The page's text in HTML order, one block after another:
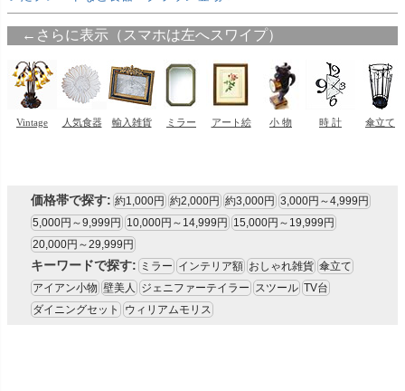
価格帯で探す: 約1,000円 約2,000円 約3,000円 3,000円～4,999円
5,000円～9,999円
10,000円～14,999円
15,000円～19,999円
20,000円～29,999円
キーワードで探す: ミラー インテリア額 おしゃれ雑貨 傘立て
アイアン小物 壁美人 ジェニファーテイラー スツール TV台
ダイニングセット
ウィリアムモリス